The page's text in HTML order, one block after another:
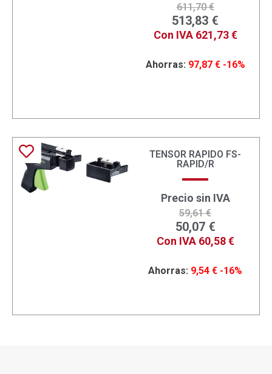
611,70€
513,83 €
Con IVA 621,73€
Ahorras: 97,87 € -16%
TENSOR RAPIDO FS-
RAPID/R
Precio sin IVA
59,61€
50,07 €
Con IVA 60,58€
Ahorras: 9,54 € -16%